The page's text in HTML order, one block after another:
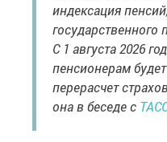
индексация
государственного
С 1 августа 2026
пенсионерам
перерасчет
она в беседе с